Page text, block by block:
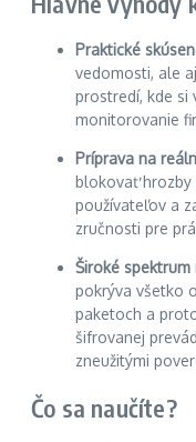
Praktické
vedomosti, ale
prostredí, kde si
monitorovanie
Príprava na
blokovať
používateľov a
zručnosti pre
Široké
pokrýva všetko
paketoch a
šifrovanej
zneužitými
Čo sa naučíte?